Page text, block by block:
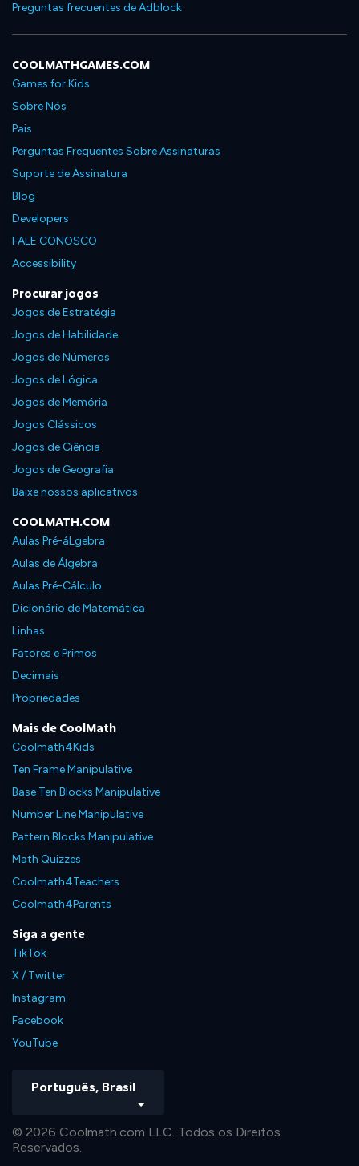
Preguntas frecuentes de Adblock
COOLMATHGAMES.COM
Games for Kids
Sobre Nós
Pais
Perguntas Frequentes Sobre Assinaturas
Suporte de Assinatura
Blog
Developers
FALE CONOSCO
Accessibility
Procurar jogos
Jogos de Estratégia
Jogos de Habilidade
Jogos de Números
Jogos de Lógica
Jogos de Memória
Jogos Clássicos
Jogos de Ciência
Jogos de Geografia
Baixe nossos aplicativos
COOLMATH.COM
Aulas Pré-áLgebra
Aulas de Álgebra
Aulas Pré-Cálculo
Dicionário de Matemática
Linhas
Fatores e Primos
Decimais
Propriedades
Mais de CoolMath
Coolmath4Kids
Ten Frame Manipulative
Base Ten Blocks Manipulative
Number Line Manipulative
Pattern Blocks Manipulative
Math Quizzes
Coolmath4Teachers
Coolmath4Parents
Siga a gente
TikTok
X / Twitter
Instagram
Facebook
YouTube
Português, Brasil
© 2026 Coolmath.com LLC. Todos os Direitos
Reservados.